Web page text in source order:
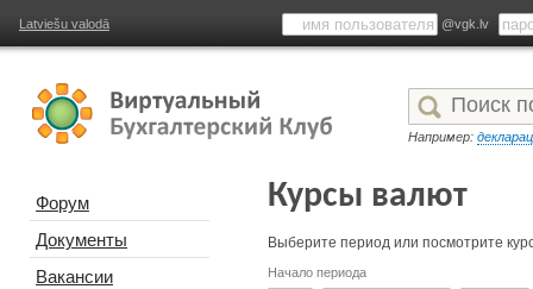
Latviešu valodā @vgk.lv
Например:
Форум
Документы
Вакансии
Курсы валют
Выберите период или посмотрите
Начало периода